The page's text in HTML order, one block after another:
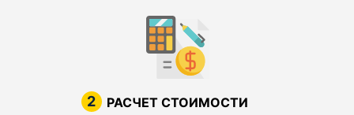
2 РАСЧЕТ СТОИМОСТИ